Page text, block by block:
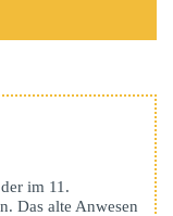
im 11.
Das alte Anwesen